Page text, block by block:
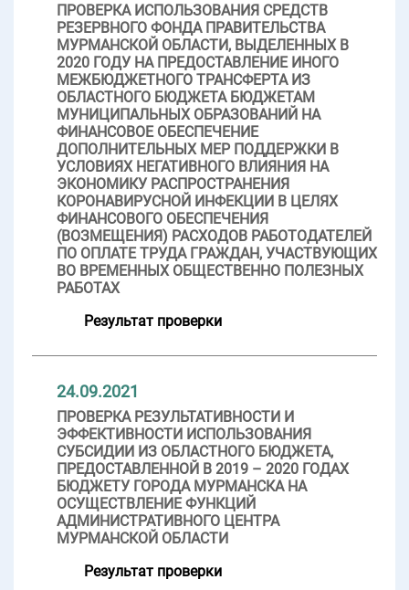
ПРОВЕРКА ИСПОЛЬЗОВАНИЯ СРЕДСТВ
РЕЗЕРВНОГО ФОНДА ПРАВИТЕЛЬСТВА
МУРМАНСКОЙ ОБЛАСТИ, ВЫДЕЛЕННЫХ В
2020 ГОДУ НА ПРЕДОСТАВЛЕНИЕ ИНОГО
МЕЖБЮДЖЕТНОГО ТРАНСФЕРТА ИЗ
ОБЛАСТНОГО БЮДЖЕТА БЮДЖЕТАМ
МУНИЦИПАЛЬНЫХ ОБРАЗОВАНИЙ НА
ФИНАНСОВОЕ ОБЕСПЕЧЕНИЕ
ДОПОЛНИТЕЛЬНЫХ МЕР ПОДДЕРЖКИ В
УСЛОВИЯХ НЕГАТИВНОГО ВЛИЯНИЯ НА
ЭКОНОМИКУ РАСПРОСТРАНЕНИЯ
КОРОНАВИРУСНОЙ ИНФЕКЦИИ В ЦЕЛЯХ
ФИНАНСОВОГО ОБЕСПЕЧЕНИЯ
(ВОЗМЕЩЕНИЯ) РАСХОДОВ РАБОТОДАТЕЛЕЙ
ПО ОПЛАТЕ ТРУДА ГРАЖДАН, УЧАСТВУЮЩИХ
ВО ВРЕМЕННЫХ ОБЩЕСТВЕННО ПОЛЕЗНЫХ
РАБОТАХ
Результат проверки
24.09.2021
ПРОВЕРКА РЕЗУЛЬТАТИВНОСТИ И
ЭФФЕКТИВНОСТИ ИСПОЛЬЗОВАНИЯ
СУБСИДИИ ИЗ ОБЛАСТНОГО БЮДЖЕТА,
ПРЕДОСТАВЛЕННОЙ В 2019 – 2020 ГОДАХ
БЮДЖЕТУ ГОРОДА МУРМАНСКА НА
ОСУЩЕСТВЛЕНИЕ ФУНКЦИЙ
АДМИНИСТРАТИВНОГО ЦЕНТРА
МУРМАНСКОЙ ОБЛАСТИ
Результат проверки